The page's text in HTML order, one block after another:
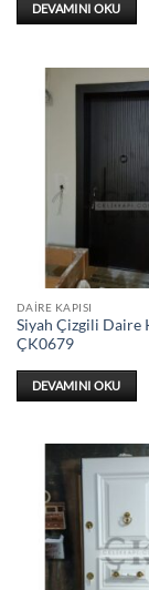
DEVAMINI OKU
DAIRE KAPISI
Siyah Çizgili Daire
ÇK0679
DEVAMINI OKU